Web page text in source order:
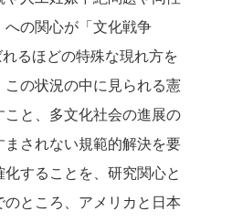
への関心が「文化戦争
れるほどの特殊な現れ方を
この状況の中に見られる憲
こと、多文化社会の進展の
まされない規範的解決を要
することを、研究関心と
のところ、アメリカと日本